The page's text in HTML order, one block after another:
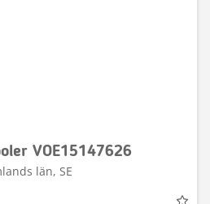
VOE15147626
län, SE